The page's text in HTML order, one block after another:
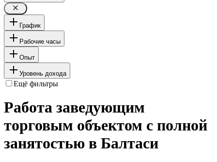
График
Рабочие часы
Опыт
Уровень дохода
Ещё фильтры
Работа заведующим
торговым объектом с полной
занятостью в Балтаси